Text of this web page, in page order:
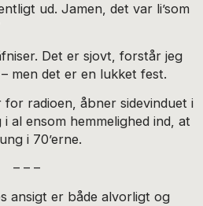
ud. Jamen, det var li’som
Det er sjovt, forstår jeg
men det er en lukket fest.
radioen, åbner sidevinduet i
al ensom hemmelighed ind, at
i 70’erne.
– – –
ansigt er både alvorligt og